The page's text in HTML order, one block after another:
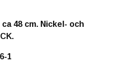
48 cm. Nickel- och
1